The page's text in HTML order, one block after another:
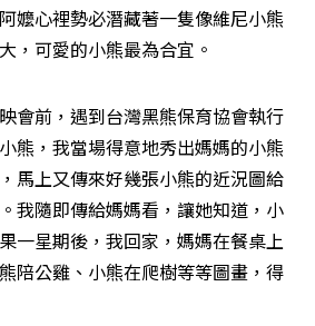
嬤心裡勢必潛藏著一隻像維尼小熊
，可愛的小熊最為合宜。
會前，遇到台灣黑熊保育協會執行
熊，我當場得意地秀出媽媽的小熊
馬上又傳來好幾張小熊的近況圖給
我隨即傳給媽媽看，讓她知道，小
一星期後，我回家，媽媽在餐桌上
陪公雞、小熊在爬樹等等圖畫，得